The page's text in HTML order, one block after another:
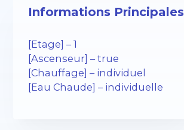
Informations Principales
[Etage] – 1
[Ascenseur] – true
[Chauffage] – individuel
[Eau Chaude] – individuelle